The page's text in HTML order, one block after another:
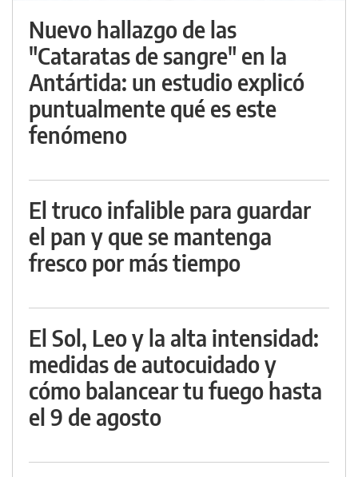
Nuevo hallazgo de las
"Cataratas de sangre" en la
Antártida: un estudio explicó
puntualmente qué es este
fenómeno
El truco infalible para guardar
el pan y que se mantenga
fresco por más tiempo
El Sol, Leo y la alta intensidad:
medidas de autocuidado y
cómo balancear tu fuego hasta
el 9 de agosto